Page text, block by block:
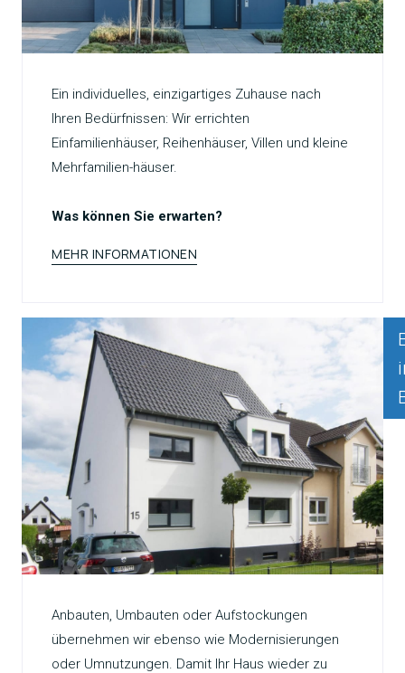
Ein individuelles, einzigartiges Zuhause nach
Ihren Bedürfnissen: Wir errichten
Einfamilienhäuser, Reihenhäuser, Villen und kleine
Mehrfamilien-häuser.
Was können Sie erwarten?
MEHR INFORMATIONEN
Anbauten, Umbauten oder Aufstockungen
übernehmen wir ebenso wie Modernisierungen
oder Umnutzungen. Damit Ihr Haus wieder zu